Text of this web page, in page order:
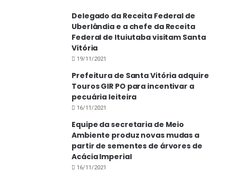
Delegado da Receita Federal de
Uberlândia e a chefe da Receita
Federal de Ituiutaba visitam Santa
Vitória
19/11/2021
Prefeitura de Santa Vitória adquire
Touros GIR PO para incentivar a
pecuária leiteira
16/11/2021
Equipe da secretaria de Meio
Ambiente produz novas mudas a
partir de sementes de árvores de
Acácia Imperial
16/11/2021